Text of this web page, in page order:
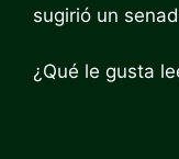
sugirió un
¿Qué le gusta